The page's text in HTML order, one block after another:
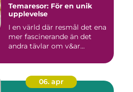
Temaresor: För en unik
upplevelse
I en värld där resmål det ena
mer fascinerande än det
andra tävlar om v&ar...
06. apr